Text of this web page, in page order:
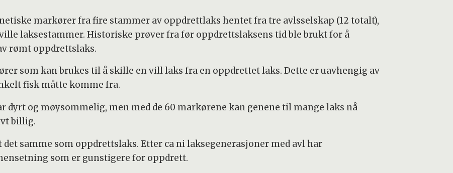
markører fra fire stammer av oppdrettlaks hentet fra tre avlsselskap (12 totalt),
laksestammer. Historiske prøver fra før oppdrettslaksens tid ble brukt for å
rømt oppdrettslaks.
som kan brukes til å skille en vill laks fra en oppdrettet laks. Dette er uavhengig av
fisk måtte komme fra.
dyrt og møysommelig, men med de 60 markørene kan genene til mange laks nå
billig.
samme som oppdrettslaks. Etter ca ni laksegenerasjoner med avl har
som er gunstigere for oppdrett.